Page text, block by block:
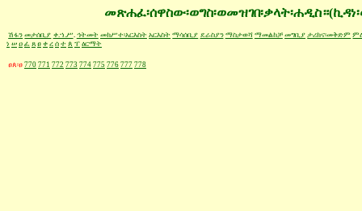
ሽፋን መታሰቢያ ቀ.ኀ.ሥ. ኅትመት መክሥተ፡አርእስት አርእስት ማሳሰቢያ ደራስያን ማስታወሻ ማመልከቻ መግቢያ ታሪክና፡መቅድም
ነ ሠ ዐ ፈ ጸ ፀ ቀ ረ ሰ ተ ጰ ፐ ዕርማት
ፀጰ፡ፀ 770 771 772 773 774 775 776 777 778